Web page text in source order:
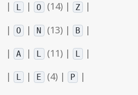
|
L | O (14) | Z
|
|
O | N (13) | B
|
|
A | L (11) | L
|
|
L | E (4) | P
|